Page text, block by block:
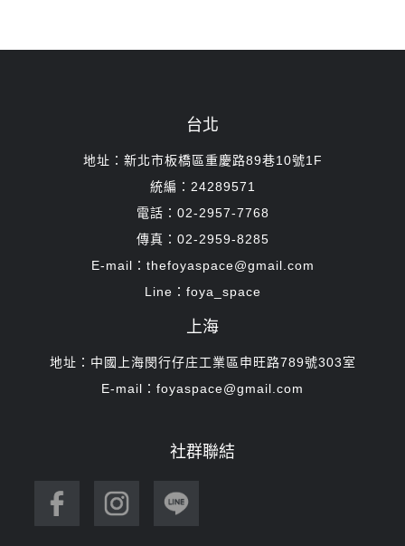
台北
地址：新北市板橋區重慶路89巷10號1F
統編：24289571
電話：02-2957-7768
傳真：02-2959-8285
E-mail：thefoyaspace@gmail.com
Line：foya_space
上海
地址：中國上海閔行仔庄工業區申旺路789號303室
E-mail：foyaspace@gmail.com
社群聯結